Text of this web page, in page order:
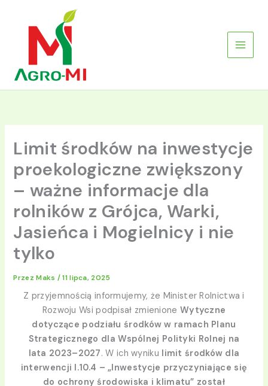
Limit środków na inwestycje
proekologiczne zwiększony
– ważne informacje dla
rolników z Grójca, Warki,
Jasieńca i Mogielnicy i nie
tylko
PrzezMaks /11 lipca, 2025
Z przyjemnością informujemy, że Minister Rolnictwa i
Rozwoju Wsi podpisał zmienione Wytyczne
dotyczące podziału środków w ramach Planu
Strategicznego dla Wspólnej Polityki Rolnej na
lata 2023–2027. W ich wyniku limit środków dla
interwencji I.10.4 – „Inwestycje przyczyniające się
do ochrony środowiska i klimatu” został